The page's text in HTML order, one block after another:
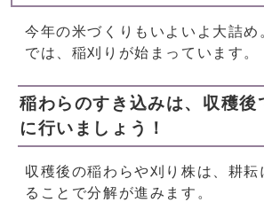
今年の米づくりもいよいよ大詰め
では、稲刈りが始まっています。
稲わらのすき込みは、収穫後
に行いましょう！
収穫後の稲わらや刈り株は、耕
ることで分解が進みます。